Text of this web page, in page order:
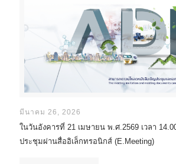
มีนาคม 26, 2026
ในวันอังคารที่ 21 เมษายน พ.ศ.2569 เวลา
ประชุมผ่านสื่ออิเล็กทรอนิกส์ (E.Meeting)